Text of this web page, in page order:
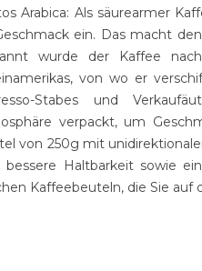
Arabica: Als säurearmer
ein. Das macht
wurde der Kaffee
von wo er
Stabes und
verpackt, um
von 250g mit
bessere Haltbarkeit sowie
Kaffeebeuteln, die Sie auf